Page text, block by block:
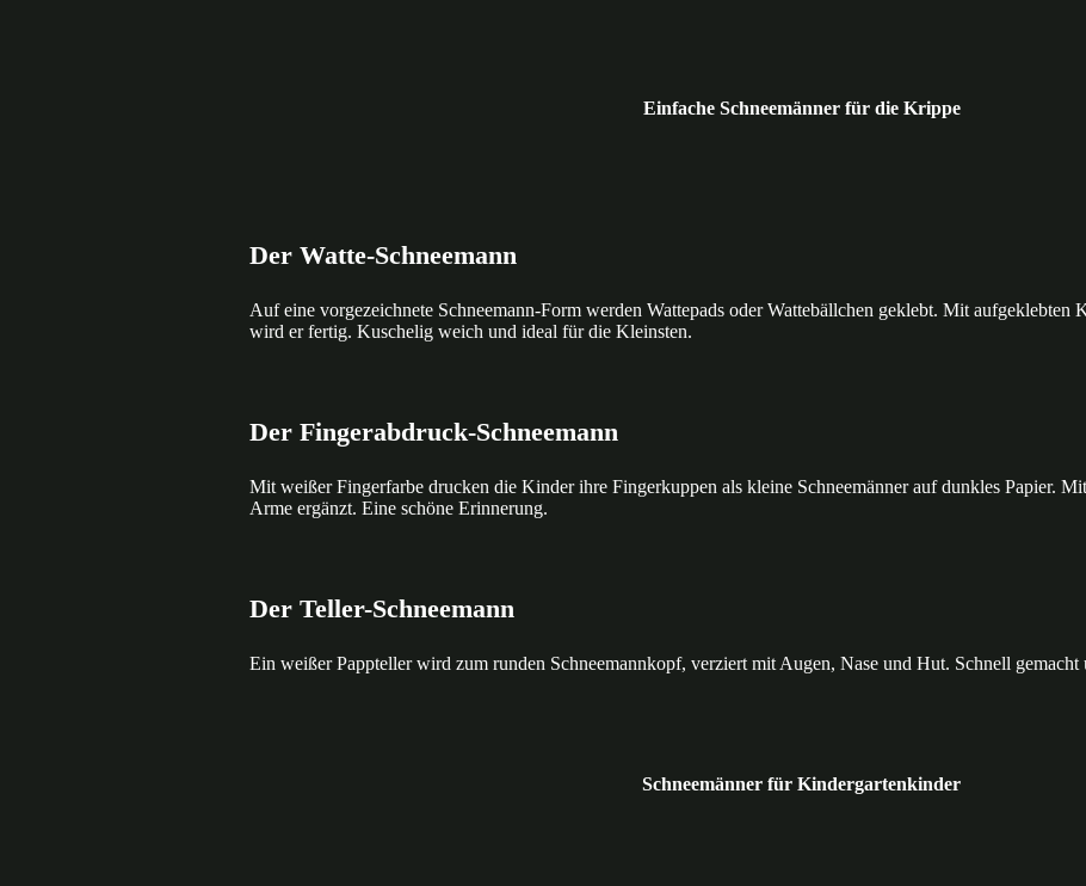
Einfache Schneemänner für die Krippe
Der Watte-Schneemann
Auf eine vorgezeichnete Schneemann-Form werden Wattepads oder Wattebällchen geklebt. Mit aufgeklebten
wird er fertig. Kuschelig weich und ideal für die Kleinsten.
Der Fingerabdruck-Schneemann
Mit weißer Fingerfarbe drucken die Kinder ihre Fingerkuppen als kleine Schneemänner auf dunkles Papier.
Arme ergänzt. Eine schöne Erinnerung.
Der Teller-Schneemann
Ein weißer Pappteller wird zum runden Schneemannkopf, verziert mit Augen, Nase und Hut. Schnell
Schneemänner für Kindergartenkinder